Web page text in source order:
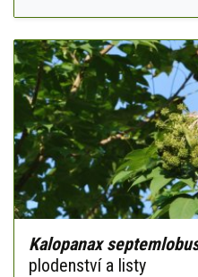
Kalopanax
plodenství a listy